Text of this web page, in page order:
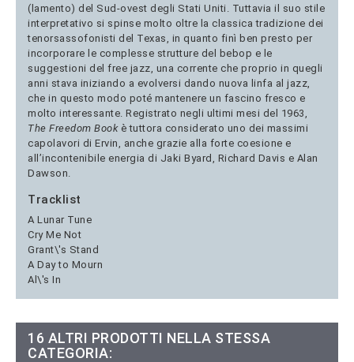
(lamento) del Sud-ovest degli Stati Uniti. Tuttavia il suo stile
interpretativo si spinse molto oltre la classica tradizione dei
tenorsassofonisti del Texas, in quanto finì ben presto per
incorporare le complesse strutture del bebop e le
suggestioni del free jazz, una corrente che proprio in quegli
anni stava iniziando a evolversi dando nuova linfa al jazz,
che in questo modo poté mantenere un fascino fresco e
molto interessante. Registrato negli ultimi mesi del 1963,
The Freedom Bookè tuttora considerato uno dei massimi
capolavori di Ervin, anche grazie alla forte coesione e
all’incontenibile energia di Jaki Byard, Richard Davis e Alan
Dawson.
Tracklist
A Lunar Tune
Cry Me Not
Grant\'s Stand
A Day to Mourn
Al\'s In
16 ALTRI PRODOTTI NELLA STESSA
CATEGORIA: